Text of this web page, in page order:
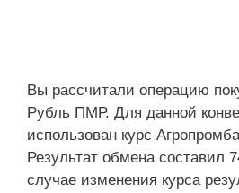
Вы рассчитали операцию
Рубль ПМР. Для данной
использован курс
Результат обмена составил
случае изменения курса